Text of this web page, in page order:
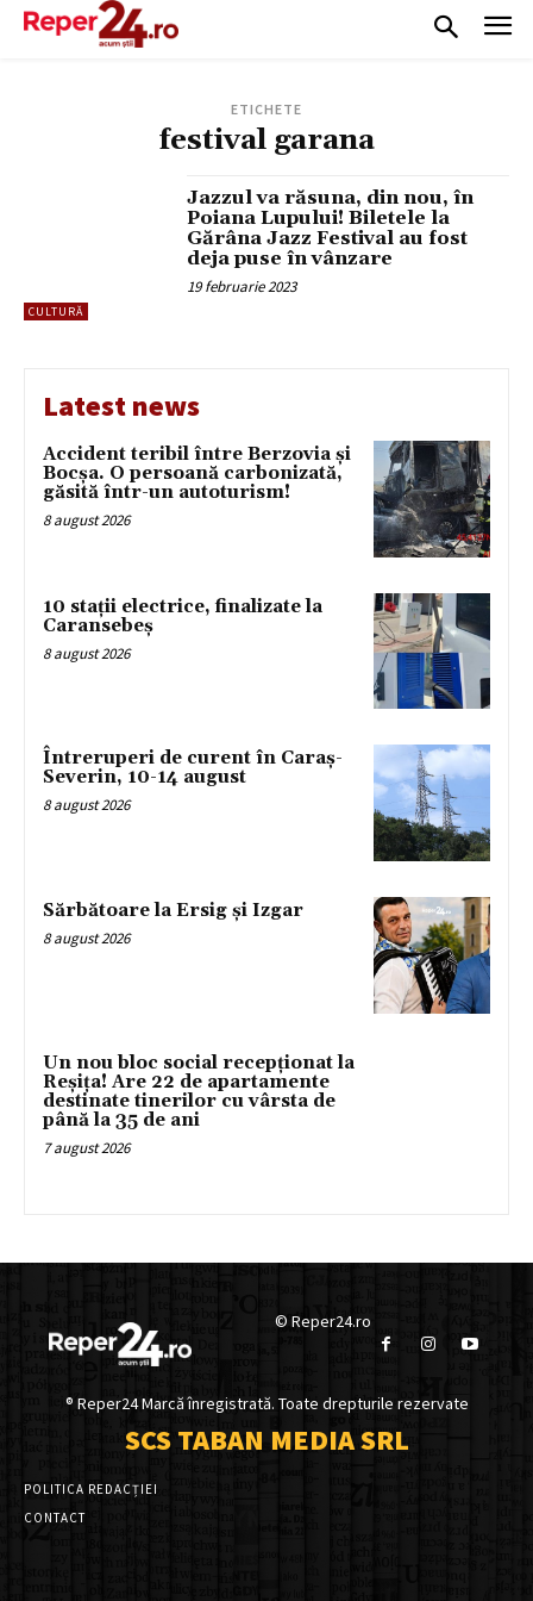
ETICHETE
festival garana
CULTURĂ
Jazzul va răsuna, din nou, în
Poiana Lupului! Biletele la
Gărâna Jazz Festival au fost
deja puse în vânzare
19 februarie 2023
Latest news
Accident teribil între Berzovia și
Bocșa. O persoană carbonizată,
găsită într-un autoturism!
8 august 2026
10 stații electrice, finalizate la
Caransebeș
8 august 2026
Întreruperi de curent în Caraș-
Severin, 10-14 august
8 august 2026
Sărbătoare la Ersig și Izgar
8 august 2026
Un nou bloc social recepționat la
Reșița! Are 22 de apartamente
destinate tinerilor cu vârsta de
până la 35 de ani
7 august 2026
© Reper24.ro
® Reper24 Marcă înregistrată. Toate drepturile rezervate
SCS TABAN MEDIA SRL
POLITICA REDACȚIEI
CONTACT